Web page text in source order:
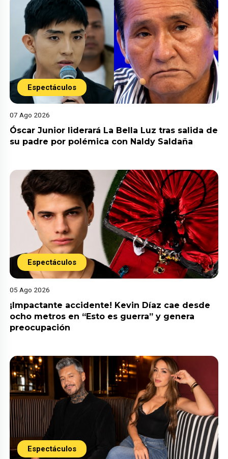
Espectáculos
07 Ago 2026
Óscar Junior liderará La Bella Luz tras salida de
su padre por polémica con Naldy Saldaña
Espectáculos
05 Ago 2026
¡Impactante accidente! Kevin Díaz cae desde
ocho metros en “Esto es guerra” y genera
preocupación
Espectáculos